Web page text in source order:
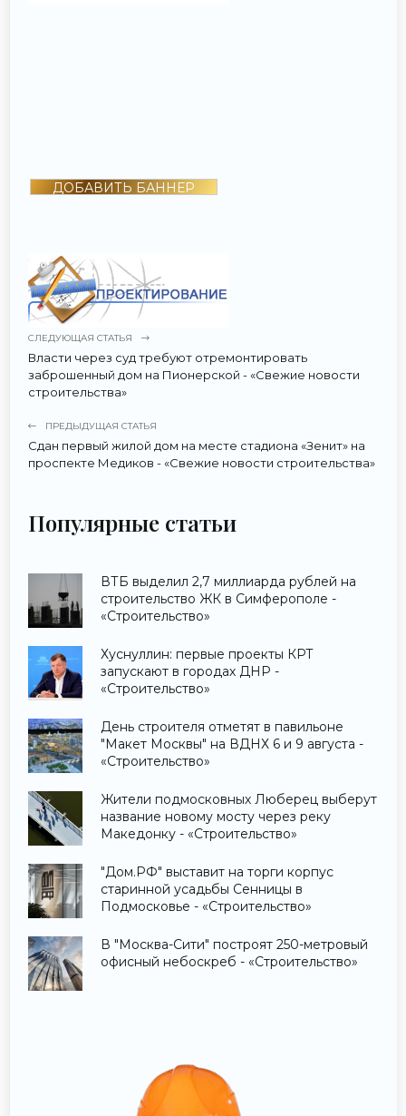
ДОБАВИТЬ БАННЕР
СЛЕДУЮЩАЯ СТАТЬЯ
Власти через суд требуют отремонтировать
заброшенный дом на Пионерской - «Свежие новости
строительства»
ПРЕДЫДУЩАЯ СТАТЬЯ
Сдан первый жилой дом на месте стадиона «Зенит» на
проспекте Медиков - «Свежие новости строительства»
Популярные статьи
ВТБ выделил 2,7 миллиарда рублей на
строительство ЖК в Симферополе -
«Строительство»
Хуснуллин: первые проекты КРТ
запускают в городах ДНР -
«Строительство»
День строителя отметят в павильоне
"Макет Москвы" на ВДНХ 6 и 9 августа -
«Строительство»
Жители подмосковных Люберец выберут
название новому мосту через реку
Македонку - «Строительство»
"Дом.РФ" выставит на торги корпус
старинной усадьбы Сенницы в
Подмосковье - «Строительство»
В "Москва-Сити" построят 250-метровый
офисный небоскреб - «Строительство»